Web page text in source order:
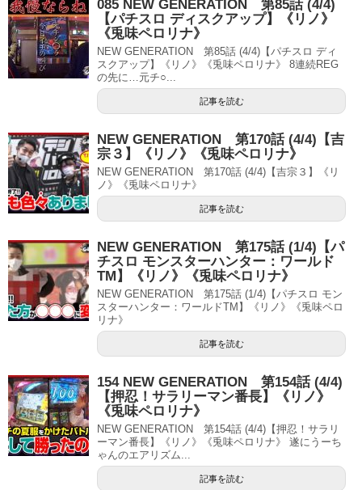
085 NEW GENERATION 第85話 (4/4)
【パチスロ ディスクアップ】《リノ》
《兎味ペロリナ》
NEW GENERATION 第85話 (4/4)【パチスロ ディ
スクアップ】《リノ》《兎味ペロリナ》 8連続REG
の先に…元チ○...
記事を読む
NEW GENERATION 第170話 (4/4)【吉
宗３】《リノ》《兎味ペロリナ》
NEW GENERATION 第170話 (4/4)【吉宗３】《リ
ノ》《兎味ペロリナ》
記事を読む
NEW GENERATION 第175話 (1/4)【パ
チスロ モンスターハンター：ワールド
TM】《リノ》《兎味ペロリナ》
NEW GENERATION 第175話 (1/4)【パチスロ モン
スターハンター：ワールドTM】《リノ》《兎味ペロ
リナ》
記事を読む
154 NEW GENERATION 第154話 (4/4)
【押忍！サラリーマン番長】《リノ》
《兎味ペロリナ》
NEW GENERATION 第154話 (4/4)【押忍！サラリ
ーマン番長】《リノ》《兎味ペロリナ》 遂にうーち
ゃんのエアリズム...
記事を読む